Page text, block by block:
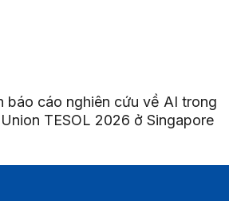
báo cáo nghiên cứu về AI trong
TESOL 2026 ở Singapore